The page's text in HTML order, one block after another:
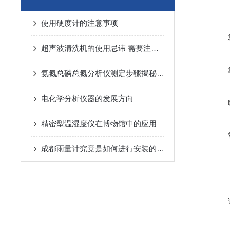
使用硬度计的注意事项
超声波清洗机的使用忌讳 需要注意什么
氨氮总磷总氮分析仪测定步骤揭秘：从准备到落地，关键细节全拿捏
电化学分析仪器的发展方向
精密型温湿度仪在博物馆中的应用
成都雨量计究竟是如何进行安装的呢？